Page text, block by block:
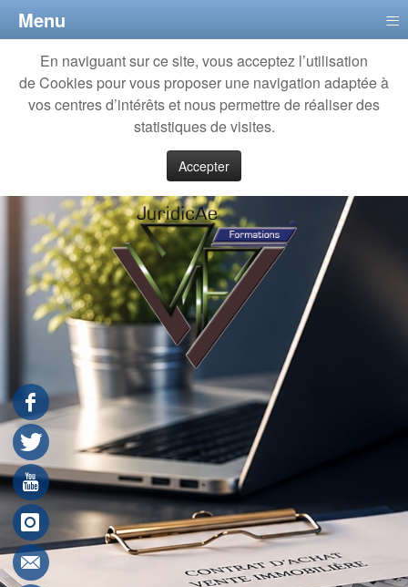
En naviguant sur ce site, vous acceptez l’utilisation
de Cookies pour vous proposer une navigation adaptée à
vos centres d’intérêts et nous permettre de réaliser des
statistiques de visites.
Accepter
Menu ≡